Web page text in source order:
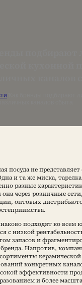
посуда не
и та же миска,
разные
она через розничные
оптовых
подходят ко всем
с низкой
запасов и
Напротив,
конкретных
эффективности
и более